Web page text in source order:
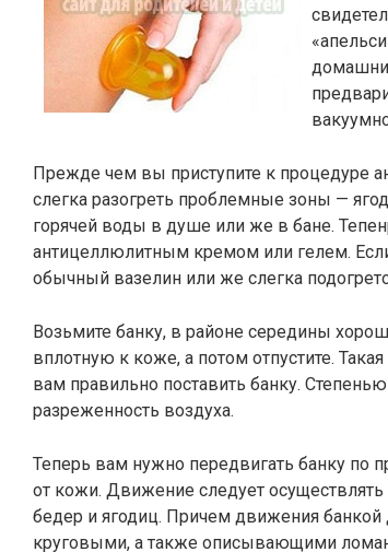
Прежде чем вы приступите к процедуре
слегка разогреть проблемные зоны —
горячей воды в душе или же в бане.
антицеллюлитным кремом или гелем.
обычный вазелин или же слегка
Возьмите банку, в районе середины
вплотную к коже, а потом отпустите.
вам правильно поставить банку.
разреженность воздуха.
Теперь вам нужно передвигать банку по
от кожи. Движение следует
бедер и ягодиц. Причем движения
круговыми, а также описывающими